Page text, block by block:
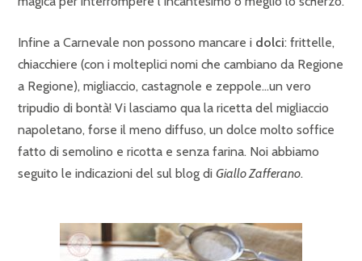
Infine a Carnevale non possono mancare i dolci: frittelle,
chiacchiere (con i molteplici nomi che cambiano da Regione
a Regione), migliaccio, castagnole e zeppole…un vero
tripudio di bontà! Vi lasciamo qua la ricetta del migliaccio
napoletano, forse il meno diffuso, un dolce molto soffice
fatto di semolino e ricotta e senza farina. Noi abbiamo
seguito le indicazioni del sul blog di Giallo Zafferano.